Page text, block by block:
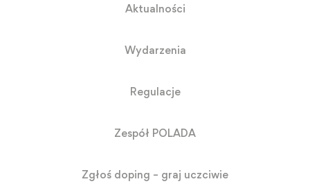
Aktualności
Wydarzenia
Regulacje
Zespół POLADA
Zgłoś doping – graj uczciwie